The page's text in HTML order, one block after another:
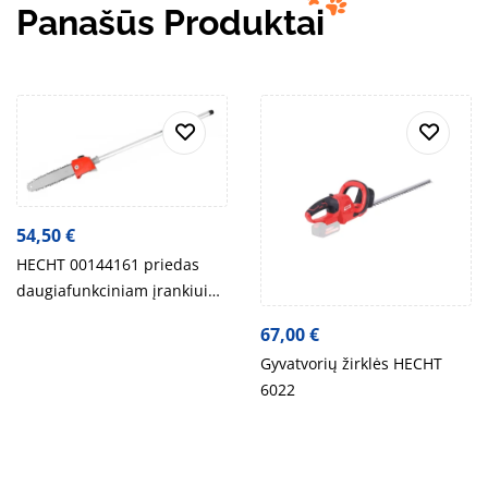
Panašūs Produktai
54,50€
HECHT 00144161 priedas
daugiafunkciniam įrankiui
67,00€
Gyvatvorių žirklės HECHT
6022